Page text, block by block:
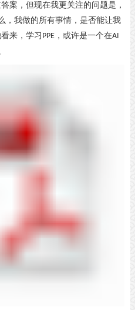
案，但现在我更关注的问题是，
，我做的所有事情，是否能让我
来，学习 PPE ，或许是一个在AI